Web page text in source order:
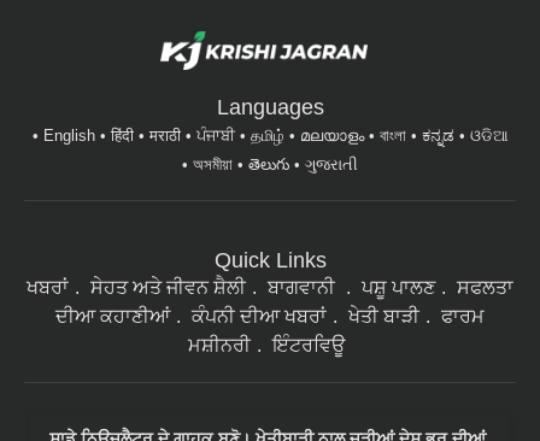
Languages
English हिंदी मराठी ਪੰਜਾਬੀ தமிழ் മലയാളം বাংলা ಕನ್ನಡ
ଓଡିଆ
অসমীয়া
తెలుగు ગુજરાતી
Quick Links
ਖਬਰਾਂ ਸੇਹਤ ਅਤੇ ਜੀਵਨ ਸ਼ੈਲੀ ਬਾਗਵਾਨੀ ਪਸ਼ੂ ਪਾਲਣ
ਸਫਲਤਾ
ਦੀਆ ਕਹਾਣੀਆਂ
ਕੰਪਨੀ ਦੀਆ ਖਬਰਾਂ ਖੇਤੀ ਬਾੜੀ
ਫਾਰਮ
ਮਸ਼ੀਨਰੀ
ਇੰਟਰਵਿਊ